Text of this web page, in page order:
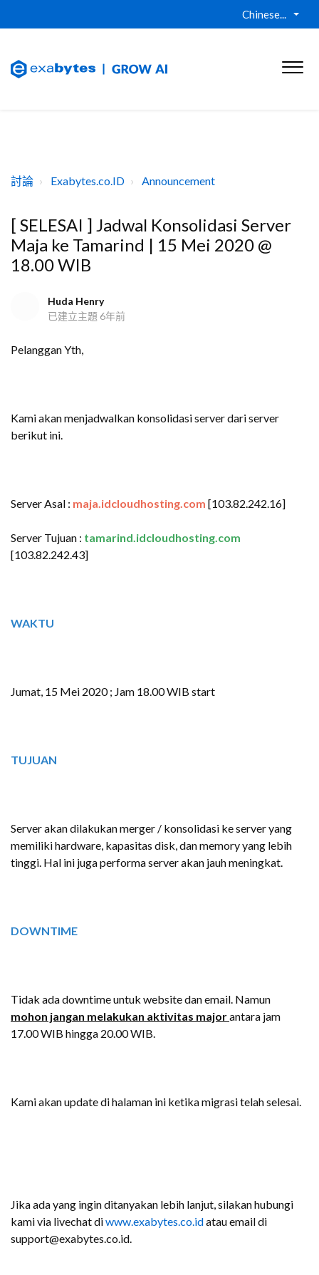
Chinese...
討論 Exabytes.co.ID Announcement
[ SELESAI ] Jadwal Konsolidasi Server
Maja ke Tamarind | 15 Mei 2020 @
18.00 WIB
Huda Henry
已建立主題 6年前
Pelanggan Yth,
Kami akan menjadwalkan konsolidasi server dari server
berikut ini.
Server Asal : maja.idcloudhosting.com [103.82.242.16]
Server Tujuan : tamarind.idcloudhosting.com
[103.82.242.43]
WAKTU
Jumat, 15 Mei 2020 ; Jam 18.00 WIB start
TUJUAN
Server akan dilakukan merger / konsolidasi ke server yang
memiliki hardware, kapasitas disk, dan memory yang lebih
tinggi. Hal ini juga performa server akan jauh meningkat.
DOWNTIME
Tidak ada downtime untuk website dan email. Namun
mohon jangan melakukan aktivitas majorantara jam
17.00 WIB hingga 20.00 WIB.
Kami akan update di halaman ini ketika migrasi telah selesai.
Jika ada yang ingin ditanyakan lebih lanjut, silakan hubungi
kami via livechat diwww.exabytes.co.idatau email di
support@exabytes.co.id.